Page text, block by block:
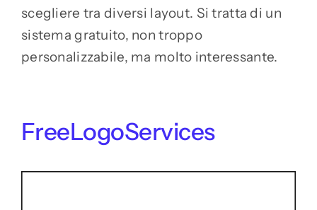
scegliere tra diversi layout. Si tratta di un
sistema gratuito, non troppo
personalizzabile, ma molto interessante.
FreeLogoServices